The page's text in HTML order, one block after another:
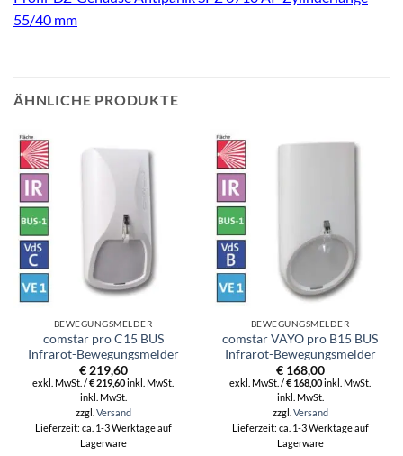
55/40 mm
ÄHNLICHE PRODUKTE
BEWEGUNGSMELDER
comstar pro C15 BUS
Infrarot-Bewegungsmelder
€219,60
exkl. MwSt. /€219,60inkl. MwSt.
inkl. MwSt.
zzgl. Versand
Lieferzeit: ca. 1-3 Werktage auf
Lagerware
BEWEGUNGSMELDER
comstar VAYO pro B15 BUS
Infrarot-Bewegungsmelder
€168,00
exkl. MwSt. /€ 168,00inkl. MwSt.
inkl. MwSt.
zzgl. Versand
Lieferzeit: ca. 1-3 Werktage auf
Lagerware